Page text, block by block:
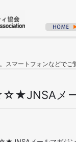
マートフォンなどで